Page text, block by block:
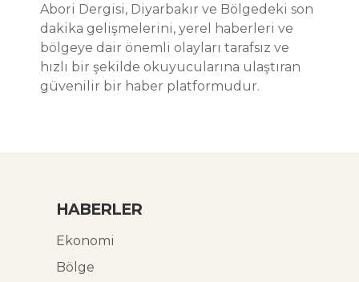
Abori Dergisi, Diyarbakır ve Bölgedeki son
dakika gelişmelerini, yerel haberleri ve
bölgeye dair önemli olayları tarafsız ve
hızlı bir şekilde okuyucularına ulaştıran
güvenilir bir haber platformudur.
HABERLER
Ekonomi
Bölge